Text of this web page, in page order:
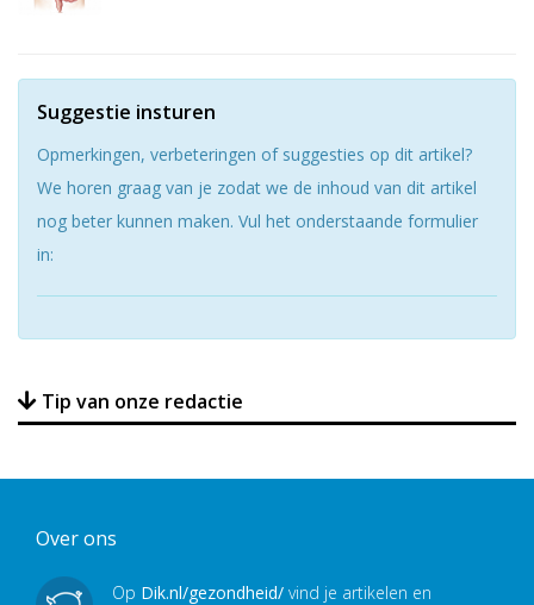
Suggestie insturen
Opmerkingen, verbeteringen of suggesties op dit artikel?
We horen graag van je zodat we de inhoud van dit artikel
nog beter kunnen maken. Vul het onderstaande formulier
in:
Tip van onze redactie
Over ons
Op Dik.nl/gezondheid/ vind je artikelen en